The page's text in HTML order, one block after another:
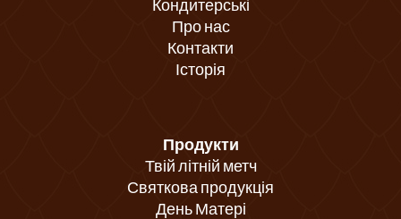
Кондитерські
Про нас
Контакти
Історія
Продукти
Твій літній метч
Святкова продукція
День Матері